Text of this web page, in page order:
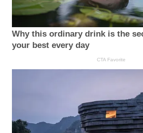
Why this ordinary drink is the
your best every day
CTA Favorite